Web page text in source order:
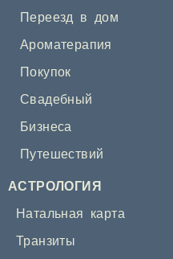
Переезд в дом
Ароматерапия
Покупок
Свадебный
Бизнеса
Путешествий
АСТРОЛОГИЯ
Натальная карта
Транзиты